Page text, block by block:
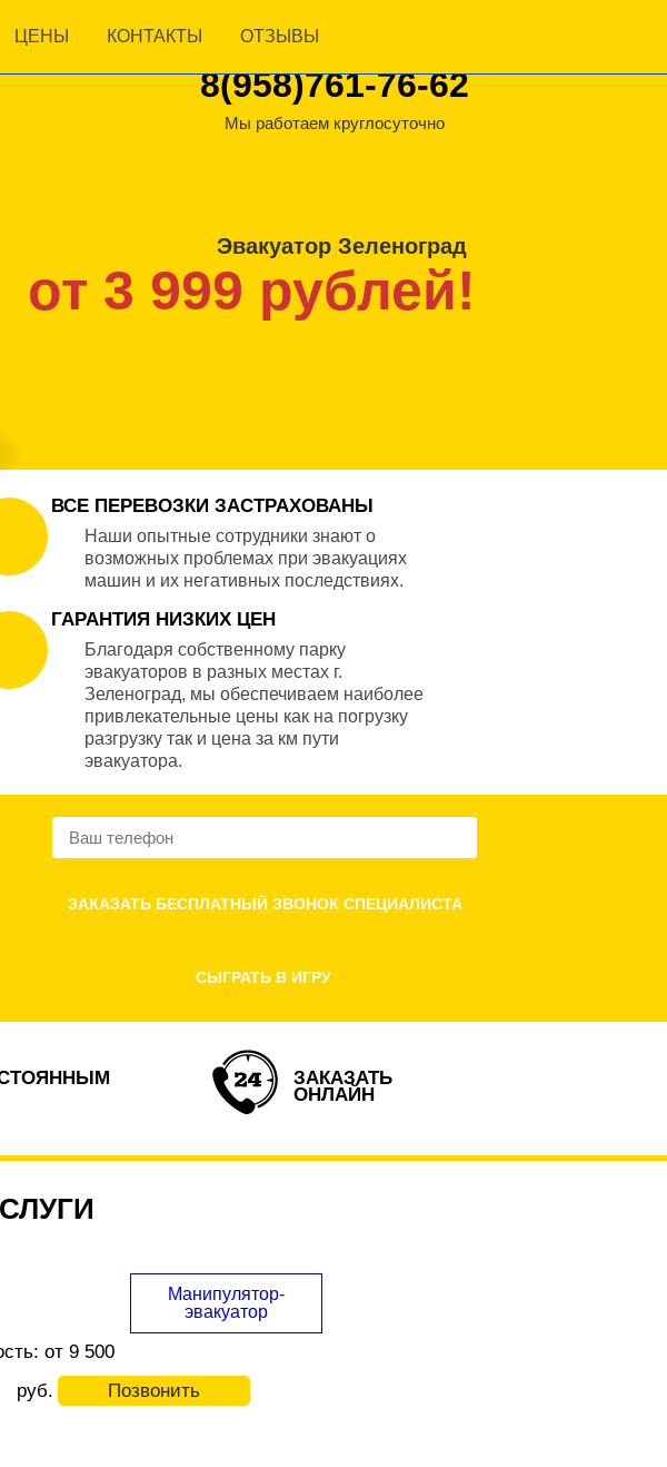
ЦЕНЫ КОНТАКТЫ ОТЗЫВЫ
8(958)761-76-62
Нужен эвакуатор? Позвоните нам
сейчас
8(958)761-76-62
Мы работаем круглосуточно
Эвакуатор Зеленоград
от 3 999 рублей!
ВСЕ ПЕРЕВОЗКИ ЗАСТРАХОВАНЫ
Наши опытные сотрудники знают о
возможных проблемах при эвакуациях
машин и их негативных последствиях.
ГАРАНТИЯ НИЗКИХ ЦЕН
Благодаря собственному парку
эвакуаторов в разных местах г.
Зеленоград, мы обеспечиваем наиболее
привлекательные цены как на погрузку
разгрузку так и цена за км пути
эвакуатора.
СЫГРАТЬ В ИГРУ
ЗАКАЗАТЬ
ОНЛАЙН
Манипулятор-
эвакуатор
от 9 500
руб.
Позвонить